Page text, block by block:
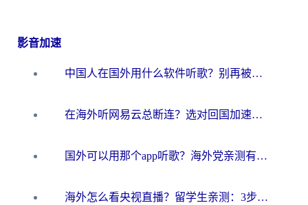
影音加速
中国人在国外用什么软件听歌？别再被地域限制卡脖子，这篇教你轻松解锁国内音乐库
在海外听网易云总断连？选对回国加速器，告别地区限制和卡顿
国外可以用那个app听歌？海外党亲测有效的回国加速方案，轻松听国内音乐听书
海外怎么看央视直播？留学生亲测：3步解决版权限制+追剧自由